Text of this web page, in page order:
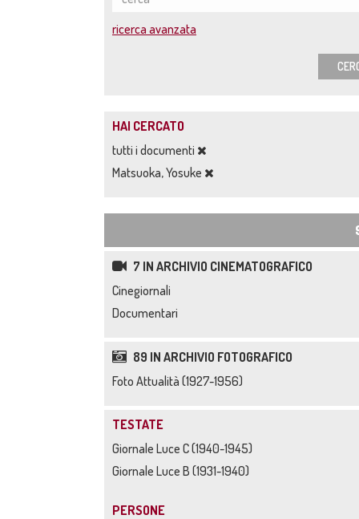
ricerca avanzata
HAI CERCATO
tutti i documenti
Matsuoka, Yosuke
7 IN ARCHIVIO CINEMATOGRAFICO
Cinegiornali
Documentari
89 IN ARCHIVIO FOTOGRAFICO
Foto Attualità (1927-1956)
TESTATE
Giornale Luce C (1940-1945)
Giornale Luce B (1931-1940)
PERSONE